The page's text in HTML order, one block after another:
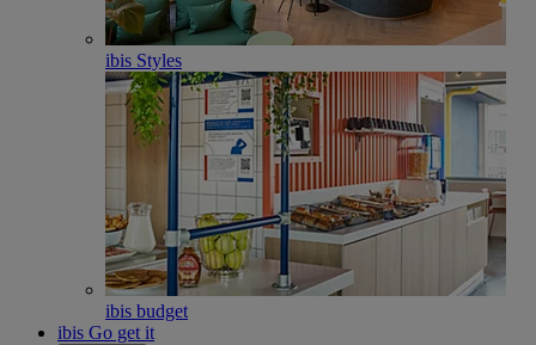
ibis Styles
ibis budget
ibis Go get it